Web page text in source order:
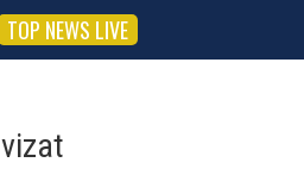
TOP NEWS LIVE